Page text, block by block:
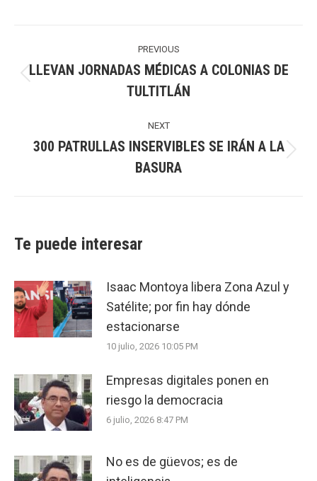
PREVIOUS
Previous
post:
LLEVAN JORNADAS MÉDICAS A COLONIAS DE
TULTITLÁN
NEXT
post:
300 PATRULLAS INSERVIBLES SE IRÁN A LA
BASURA
Te puede interesar
Isaac Montoya libera Zona Azul y
Satélite; por fin hay dónde
estacionarse
10 julio, 2026 10:05 PM
Empresas digitales ponen en
riesgo la democracia
6 julio, 2026 8:47 PM
No es de güevos; es de